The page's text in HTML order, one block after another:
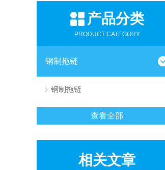
产品分类
PRODUCT CATEGORY
钢制拖链
钢制拖链
查看全部
相关文章